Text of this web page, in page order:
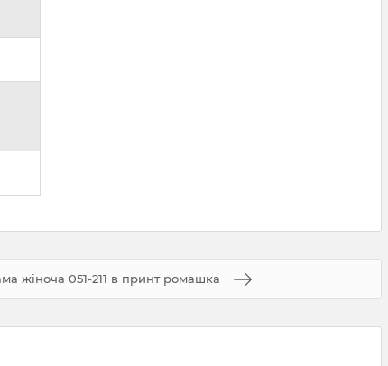
жіноча 051-211 в принт ромашка